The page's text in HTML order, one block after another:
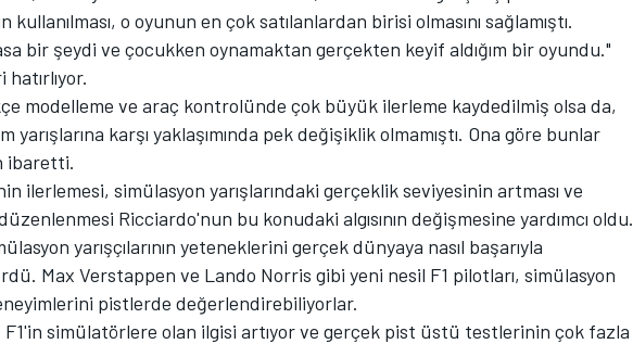
o oyunun en çok satılanlardan birisi olmasını sağlamıştı.
bir şeydi ve çocukken oynamaktan gerçekten keyif aldığım bir oyundu."
modelleme ve araç kontrolünde çok büyük ilerleme kaydedilmiş olsa da,
yarışlarına karşı yaklaşımında pek değişiklik olmamıştı. Ona göre bunlar
ibaretti.
ilerlemesi, simülasyon yarışlarındaki gerçeklik seviyesinin artması ve
Ricciardo'nun bu konudaki algısının değişmesine yardımcı oldu.
yarışçılarının yeteneklerini gerçek dünyaya nasıl başarıyla
Max Verstappen ve Lando Norris gibi yeni nesil F1 pilotları, simülasyon
pistlerde değerlendirebiliyorlar.
simülatörlere olan ilgisi artıyor ve gerçek pist üstü testlerinin çok fazla